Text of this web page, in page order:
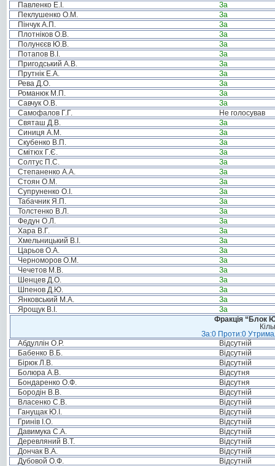
Павленко Е.І.
За
Пеклушенко О.М.
За
Пінчук А.П.
За
Плотніков О.В.
За
Полунєєв Ю.В.
За
Потапов В.І.
За
Пригодський А.В.
За
Прутнік Е.А.
За
Рева Д.О.
За
Романюк М.П.
За
Савчук О.В.
За
Самофалов Г.Г.
Не голосував
Святаш Д.В.
За
Синиця А.М.
За
Скубенко В.П.
За
Смітюх Г.Є.
За
Солтус П.С.
За
Степаненко А.А.
За
Стоян О.М.
За
Супруненко О.І.
За
Табачник Я.П.
За
Толстенко В.Л.
За
Федун О.Л.
За
Хара В.Г.
За
Хмельницький В.І.
За
Царьов О.А.
За
Черноморов О.М.
За
Чечетов М.В.
За
Шенцев Д.О.
За
Шпенов Д.Ю.
За
Янковський М.А.
За
Ярощук В.І.
За
Фракція “Блок
За:0 Проти:0
Абдуллін О.Р.
Відсутній
Бабенко В.Б.
Відсутній
Бірюк Л.В.
Відсутній
Болюра А.В.
Відсутня
Бондаренко О.Ф.
Відсутня
Бородін В.В.
Відсутній
Власенко С.В.
Відсутній
Ганущак Ю.І.
Відсутній
Гринів І.О.
Відсутній
Давимука С.А.
Відсутній
Деревляний В.Т.
Відсутній
Дончак В.А.
Відсутній
Дубовой О.Ф.
Відсутній